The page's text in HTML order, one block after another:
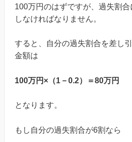
100万円のはずですが、過失割
しなければなりません。
すると、自分の過失割合を差し
金額は
100万円×（1－0.2）＝80万円
となります。
もし自分の過失割合が6割なら